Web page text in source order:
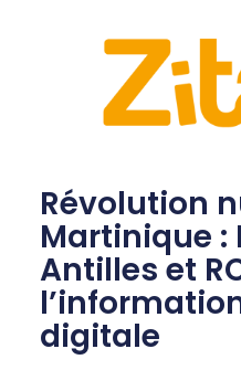
Révolution
Martinique :
Antilles et
digitale